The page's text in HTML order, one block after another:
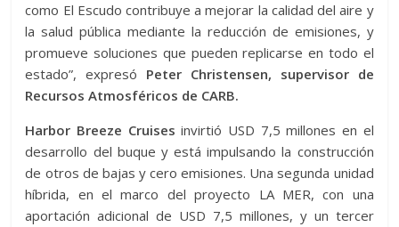
como El Escudo contribuye a mejorar la calidad del aire y
la salud pública mediante la reducción de emisiones, y
promueve soluciones que pueden replicarse en todo el
estado”, expresó Peter Christensen, supervisor de
Recursos Atmosféricos de CARB.
Harbor Breeze Cruises invirtió USD 7,5 millones en el
desarrollo del buque y está impulsando la construcción
de otros de bajas y cero emisiones. Una segunda unidad
híbrida, en el marco del proyecto LA MER, con una
aportación adicional de USD 7,5 millones, y un tercer